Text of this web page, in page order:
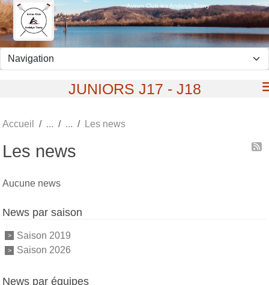
Aviron Club les Andelys Tosny
JUNIORS J17 - J18
Accueil Les news
Les news
Aucune news
News par saison
Saison 2019
Saison 2026
News par équipes
Panneau de gestion des cookies